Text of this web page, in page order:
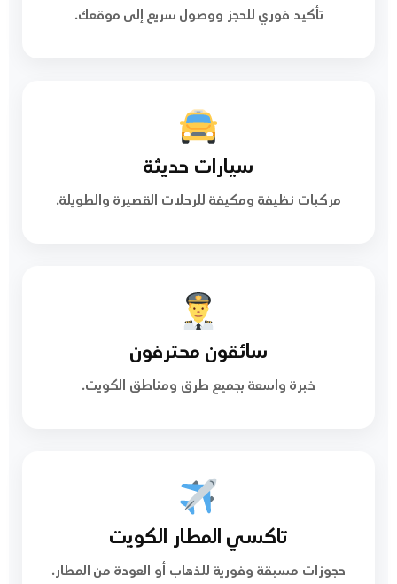
تأكيد فوري للحجز ووصول سريع إلى موقعك.
سيارات حديثة
مركبات نظيفة ومكيفة للرحلات القصيرة والطويلة.
سائقون محترفون
خبرة واسعة بجميع طرق ومناطق الكويت.
تاكسي المطار الكويت
حجوزات مسبقة وفورية للذهاب أو العودة من المطار.